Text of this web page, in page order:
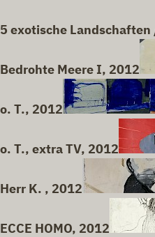
5 exotische Landschaften
Bedrohte Meere I, 2012
o. T., 2012
o. T., extra TV, 2012
Herr K. , 2012
ECCE HOMO, 2012